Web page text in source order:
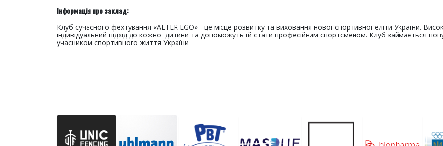
Інформація про заклад:
Клуб сучасного фехтування «ALTER EGO» - це місце розвитку та виховання нової спортивної еліти України.
індивідуальний підхід до кожної дитини та допоможуть їй стати професійним спортсменом. Клуб займається
учасником спортивного життя України